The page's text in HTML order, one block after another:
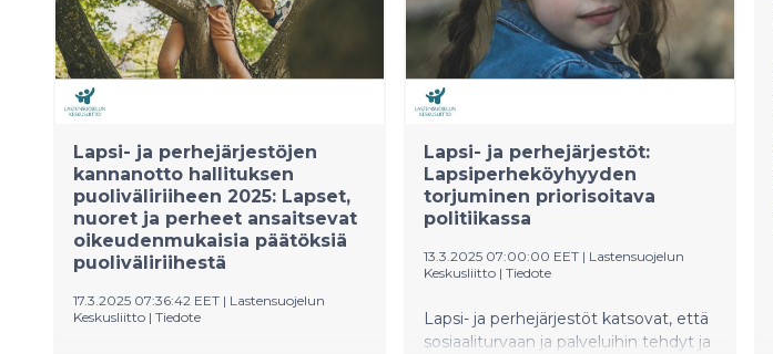
globaalin järjestelmän edistämiseksi.
Lapsi- ja perhejärjestöjen
kannanotto hallituksen
puoliväliriiheen 2025: Lapset,
nuoret ja perheet ansaitsevat
oikeudenmukaisia päätöksiä
puoliväliriihestä
17.3.2025 07:36:42 EET | Lastensuojelun
Keskusliitto | Tiedote
Lapsi- ja perhejärjestöt:
Lapsiperheköyhyyden
torjuminen priorisoitava
politiikassa
13.3.2025 07:00:00 EET | Lastensuojelun
Keskusliitto | Tiedote
Lapsi- ja perhejärjestöt katsovat, että
sosiaaliturvaan ja palveluihin tehdyt ja